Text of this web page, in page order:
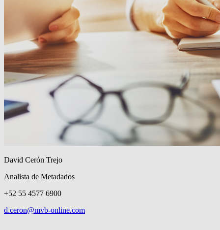
David Cerón Trejo
Analista de Metadados
+52 55 4577 6900
d.ceron@mvb-online.com